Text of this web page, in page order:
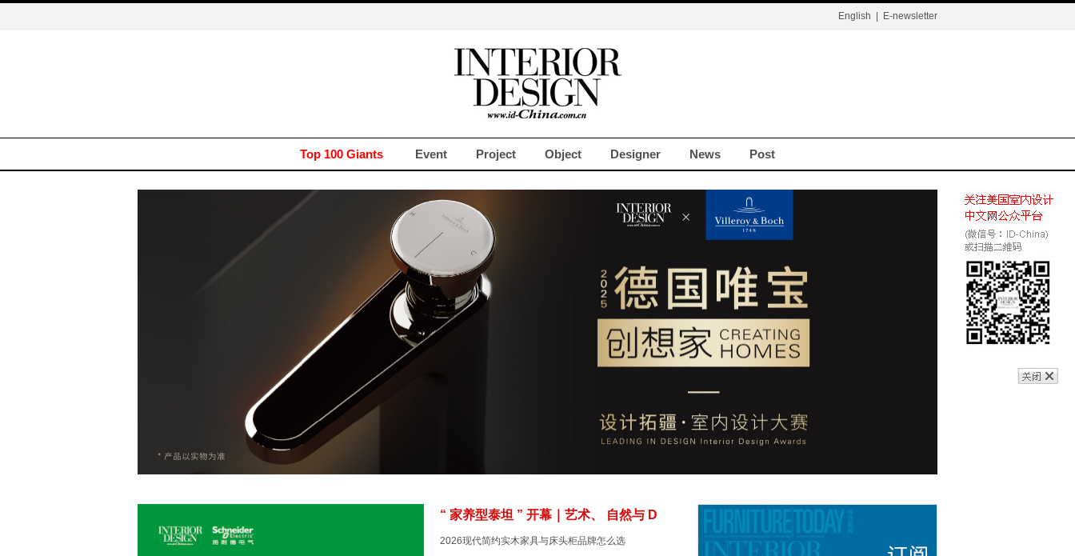
English E-newsletter
Top 100 Giants Event Project Object Designer News Post
“ 家养型泰坦 ” 开幕｜艺术、 自然与 D
2026现代简约实木家具与床头柜品牌怎么选